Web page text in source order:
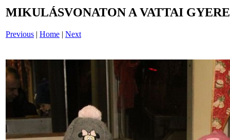
MIKULÁSVONATON A VATTAI
Previous | Home | Next